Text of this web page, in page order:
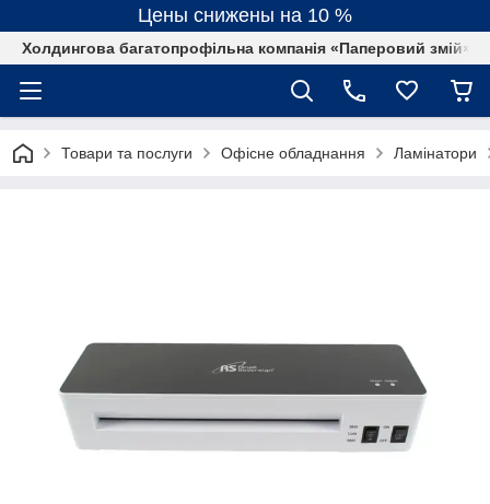
Цены снижены на 10 %
Холдингова багатопрофільна компанія «Паперовий змій»
Товари та послуги Офісне обладнання Ламінатори